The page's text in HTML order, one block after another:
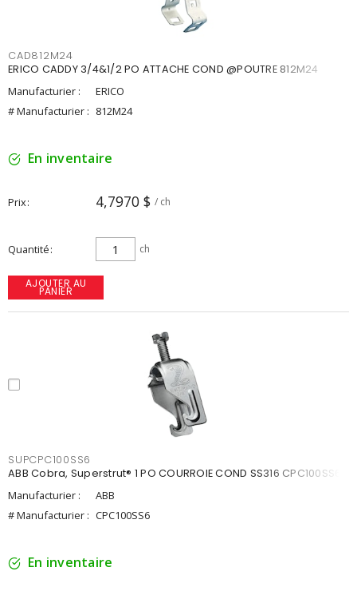
CAD812M24
ERICO CADDY 3/4&1/2 PO ATTACHE COND @POUTRE 812M24
Manufacturier :
ERICO
# Manufacturier : 812M24
En inventaire
Prix 4,7970 $ / ch
Quantité ch
AJOUTER AU
PANIER
SUPCPC100SS6
ABB Cobra, Superstrut® 1 PO COURROIE COND SS316 CPC100SS6
Manufacturier :
ABB
# Manufacturier : CPC100SS6
En inventaire